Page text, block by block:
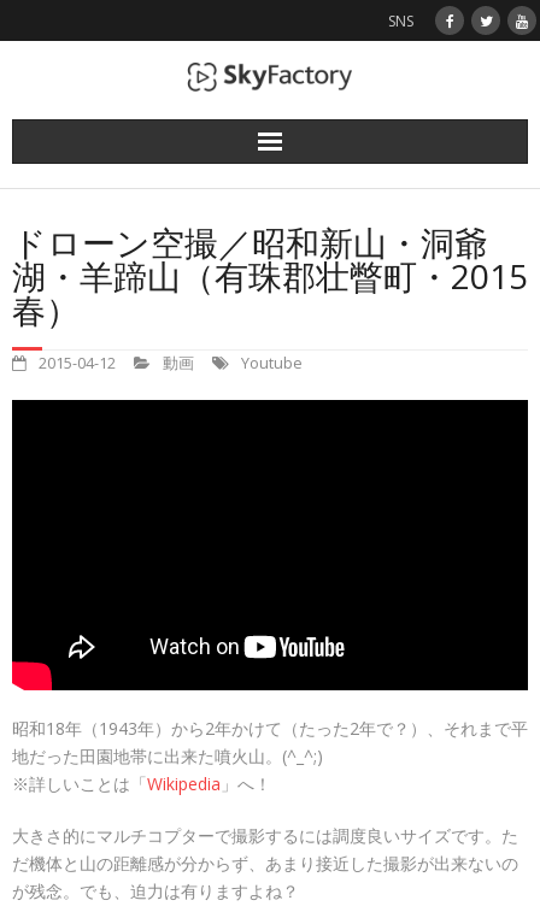
SNS
使用機（ドローン）
業務実績
空撮画像
お問い合わせ
ドローン空撮／昭和新山・洞爺
湖・羊蹄山（有珠郡壮瞥町・2015
春）
2015-04-12 動画 Youtube
昭和18年（1943年）から2年かけて（たった2年で？）、それまで平
地だった田園地帯に出来た噴火山。(^_^;)
※詳しいことは「Wikipedia 」へ！
大きさ的にマルチコプターで撮影するには調度良いサイズです。た
だ機体と山の距離感が分からず、あまり接近した撮影が出来ないの
が残念。でも、迫力は有りますよね？